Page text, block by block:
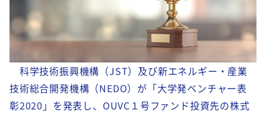
科学技術振興機構（JST）及び新エネルギー・産業
技術総合開発機構（NEDO）が「大学発ベンチャー表
彰2020」を発表し、OUVC１号ファンド投資先の株式